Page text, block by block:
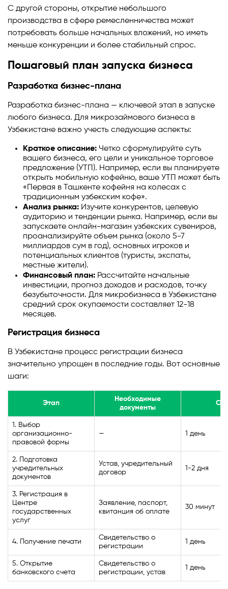
С другой стороны, открытие небольшого
производства в сфере ремесленничества может
потребовать больше начальных вложений, но иметь
меньше конкуренции и более стабильный спрос.
Пошаговый план запуска бизнеса
Разработка бизнес-плана
Разработка бизнес-плана — ключевой этап в запуске
любого бизнеса. Для микрозаймового бизнеса в
Узбекистане важно учесть следующие аспекты:
Краткое описание: Четко сформулируйте суть
вашего бизнеса, его цели и уникальное торговое
предложение (УТП). Например, если вы планируете
открыть мобильную кофейню, ваше УТП может быть
«Первая в Ташкенте кофейня на колесах с
традиционным узбекским кофе».
Анализ рынка: Изучите конкурентов, целевую
аудиторию и тенденции рынка. Например, если вы
запускаете онлайн-магазин узбекских сувениров,
проанализируйте объем рынка (около 5-7
миллиардов сум в год), основных игроков и
потенциальных клиентов (туристы, экспаты,
местные жители).
Финансовый план: Рассчитайте начальные
инвестиции, прогноз доходов и расходов, точку
безубыточности. Для микробизнеса в Узбекистане
средний срок окупаемости составляет 12-18
месяцев.
Регистрация бизнеса
В Узбекистане процесс регистрации бизнеса
значительно упрощен в последние годы. Вот основные
шаги:
Этап
Необходимые
документы
1. Выбор
организационно-
правовой формы
— 1 день
2. Подготовка
учредительных
документов
Устав, учредительный
договор
1-2 дня
3. Регистрация в
Центре
государственных
услуг
Заявление, паспорт,
квитанция об оплате
30 минут
4. Получение печати
Свидетельство о
регистрации
1 день
5. Открытие
банковского счета
Свидетельство о
регистрации, устав
1 день